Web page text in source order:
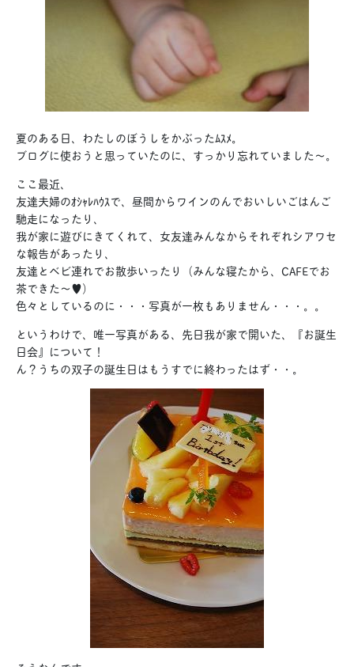
夏のある日、わたしのぼうしをかぶったﾑｽﾒ。
ブログに使おうと思っていたのに、すっかり忘れていました～。
ここ最近、
友達夫婦のｵｼｬﾚﾊｳｽで、昼間からワインのんでおいしいごはんご
馳走になったり、
我が家に遊びにきてくれて、女友達みんなからそれぞれシアワセ
な報告があったり、
友達とベビ連れでお散歩いったり（みんな寝たから、CAFEでお
茶できた～♥）
色々としているのに・・・写真が一枚もありません・・・。。
というわけで、唯一写真がある、先日我が家で開いた、『お誕生
日会』について！
ん？うちの双子の誕生日はもうすでに終わったはず・・。